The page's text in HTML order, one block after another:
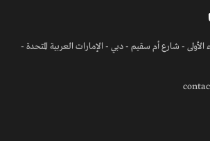
الأولى - شارع أم سقيم - دبي - الإمارات العربية المتحدة -